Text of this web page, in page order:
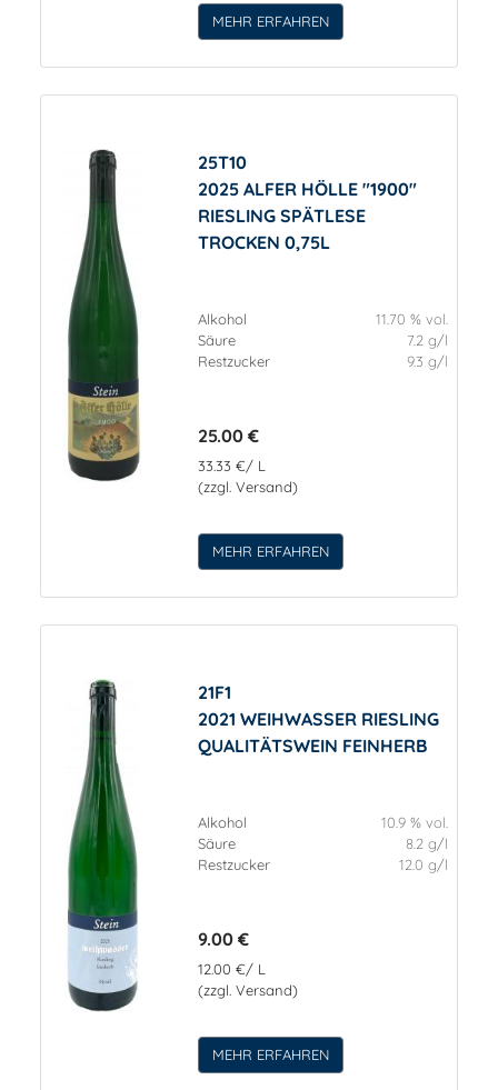
MEHR ERFAHREN
25T10
2025 ALFER HÖLLE "1900"
RIESLING SPÄTLESE
TROCKEN 0,75L
Alkohol
11.70 % vol.
Säure
7.2 g/l
Restzucker
9.3 g/l
25.00 €
33.33 €/ L
(zzgl. Versand)
MEHR ERFAHREN
21F1
2021 WEIHWASSER RIESLING
QUALITÄTSWEIN FEINHERB
Alkohol
10.9 % vol.
Säure
8.2 g/l
Restzucker
12.0 g/l
9.00 €
12.00 €/ L
(zzgl. Versand)
MEHR ERFAHREN